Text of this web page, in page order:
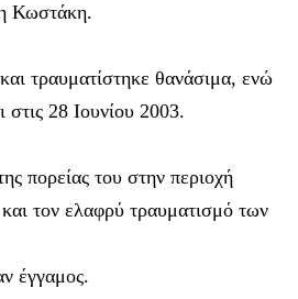
Κωστάκη.
τραυματίστηκε θανάσιμα, ενώ
28 Ιουνίου 2003.
πορείας του στην περιοχή
τον ελαφρύ τραυματισμό των
έγγαμος.